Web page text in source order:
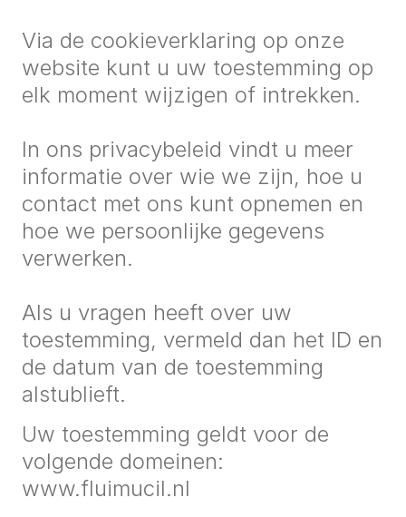
Via de cookieverklaring op onze
website kunt u uw toestemming op
elk moment wijzigen of intrekken.
In ons privacybeleid vindt u meer
informatie over wie we zijn, hoe u
contact met ons kunt opnemen en
hoe we persoonlijke gegevens
verwerken.
Als u vragen heeft over uw
toestemming, vermeld dan het ID en
de datum van de toestemming
alstublieft.
Uw toestemming geldt voor de
volgende domeinen:
www.fluimucil.nl